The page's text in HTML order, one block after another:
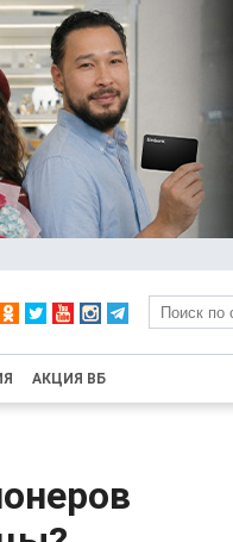
АКЦИЯ ВБ